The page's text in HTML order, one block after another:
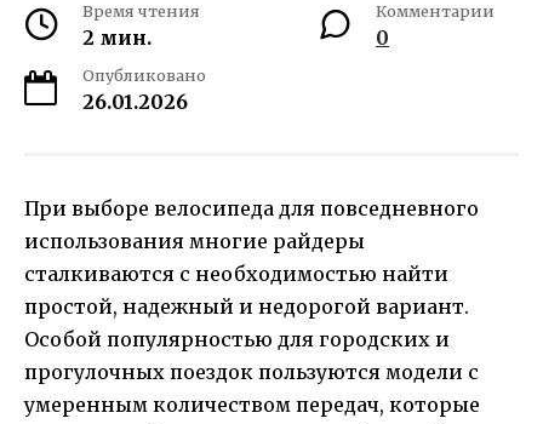
Время чтения
2 мин.
Комментарии
0
Опубликовано
26.01.2026
При выборе велосипеда для повседневного
использования многие райдеры
сталкиваются с необходимостью найти
простой, надежный и недорогой вариант.
Особой популярностью для городских и
прогулочных поездок пользуются модели с
умеренным количеством передач, которые